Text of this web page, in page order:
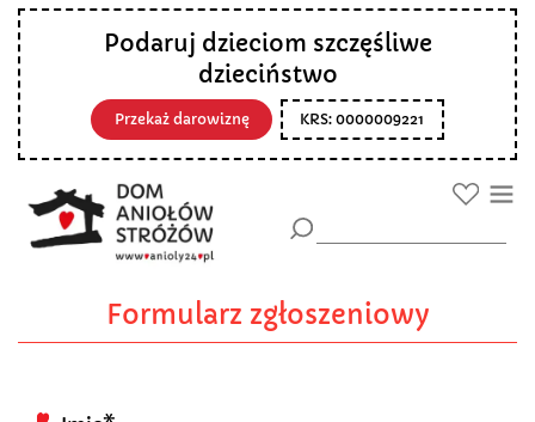
Podaruj dzieciom szczęśliwe
dzieciństwo
Przekaż darowiznę KRS: 0000009221
Formularz zgłoszeniowy